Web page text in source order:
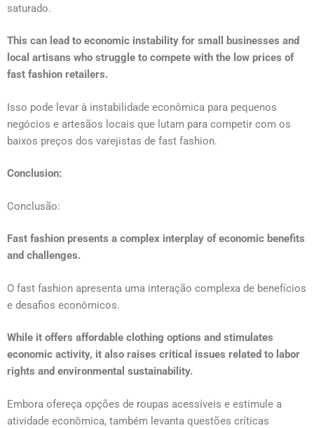
saturado.
This can lead to economic instability for small businesses and
local artisans who struggle to compete with the low prices of
fast fashion retailers.
Isso pode levar à instabilidade econômica para pequenos
negócios e artesãos locais que lutam para competir com os
baixos preços dos varejistas de fast fashion.
Conclusion:
Conclusão:
Fast fashion presents a complex interplay of economic benefits
and challenges.
O fast fashion apresenta uma interação complexa de benefícios
e desafios econômicos.
While it offers affordable clothing options and stimulates
economic activity, it also raises critical issues related to labor
rights and environmental sustainability.
Embora ofereça opções de roupas acessíveis e estimule a
atividade econômica, também levanta questões críticas